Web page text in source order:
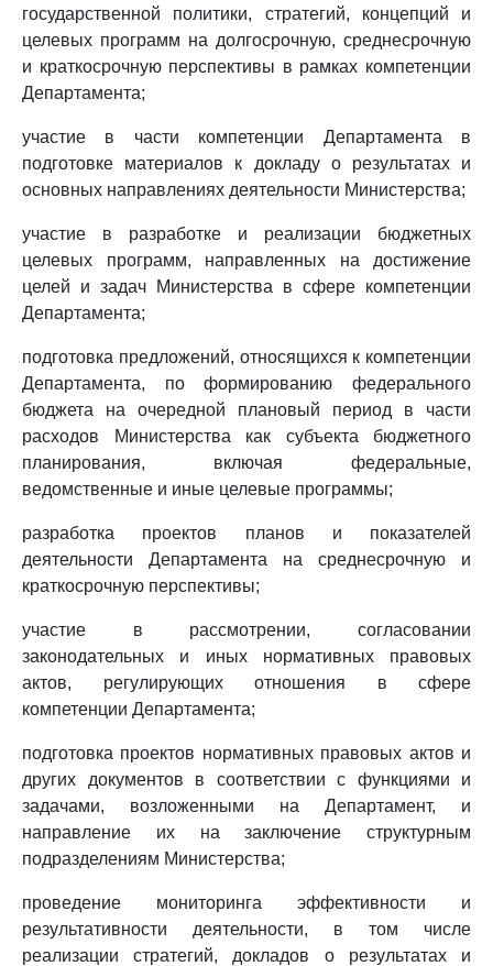
государственной политики, стратегий, концепций и
целевых программ на долгосрочную, среднесрочную
и краткосрочную перспективы в рамках компетенции
Департамента;
участие в части компетенции Департамента в
подготовке материалов к докладу о результатах и
основных направлениях деятельности Министерства;
участие в разработке и реализации бюджетных
целевых программ, направленных на достижение
целей и задач Министерства в сфере компетенции
Департамента;
подготовка предложений, относящихся к компетенции
Департамента, по формированию федерального
бюджета на очередной плановый период в части
расходов Министерства как субъекта бюджетного
планирования, включая федеральные,
ведомственные и иные целевые программы;
разработка проектов планов и показателей
деятельности Департамента на среднесрочную и
краткосрочную перспективы;
участие в рассмотрении, согласовании
законодательных и иных нормативных правовых
актов, регулирующих отношения в сфере
компетенции Департамента;
подготовка проектов нормативных правовых актов и
других документов в соответствии с функциями и
задачами, возложенными на Департамент, и
направление их на заключение структурным
подразделениям Министерства;
проведение мониторинга эффективности и
результативности деятельности, в том числе
реализации стратегий, докладов о результатах и